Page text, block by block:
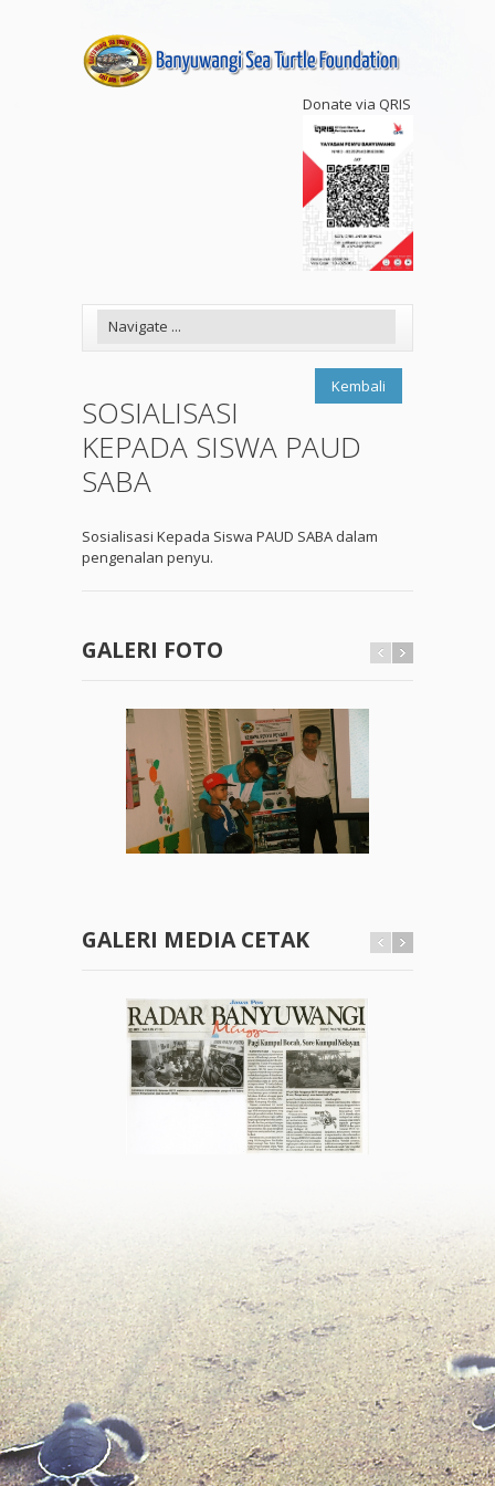
Donate via QRIS
Kembali
SOSIALISASI
KEPADA SISWA PAUD
SABA
Sosialisasi Kepada Siswa PAUD SABA dalam
pengenalan penyu.
GALERI FOTO
GALERI MEDIA CETAK